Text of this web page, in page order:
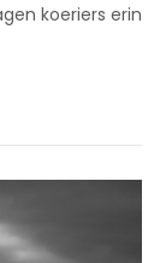
koeriers erin